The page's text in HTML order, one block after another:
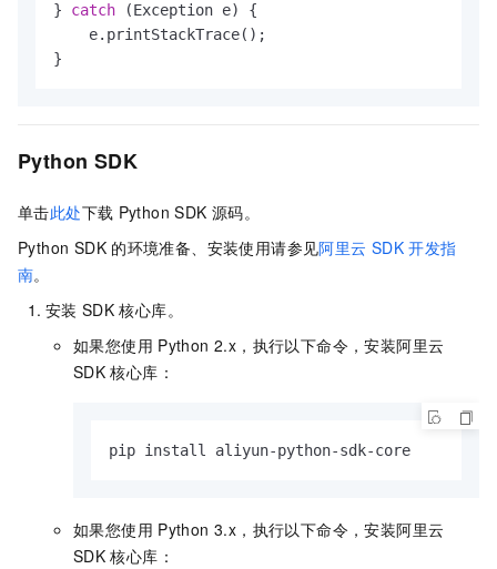
} catch (Exception e) {
    e.printStackTrace();
}
Python SDK
单击此处下载 Python SDK 源码。
Python SDK 的环境准备、安装使用请参见阿里云 SDK 开发指
南。
安装 SDK 核心库。
如果您使用 Python 2.x，执行以下命令，安装阿里云
SDK 核心库：
pip install aliyun-python-sdk-core
如果您使用 Python 3.x，执行以下命令，安装阿里云
SDK 核心库：